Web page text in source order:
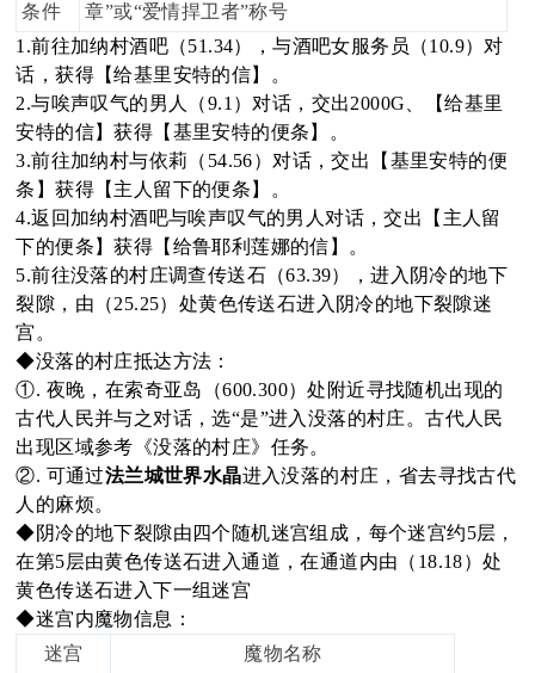
B
oa
rd
条件
章”或“爱情捍卫者”称号
1.前往加纳村酒吧（51.34），与酒吧女服务员（10.9）对
话，获得【给基里安特的信】。
2.与唉声叹气的男人（9.1）对话，交出2000G、【给基里
安特的信】获得【基里安特的便条】。
3.前往加纳村与依莉（54.56）对话，交出【基里安特的便
条】获得【主人留下的便条】。
4.返回加纳村酒吧与唉声叹气的男人对话，交出【主人留
下的便条】获得【给鲁耶利莲娜的信】。
5.前往没落的村庄调查传送石（63.39），进入阴冷的地下
裂隙，由（25.25）处黄色传送石进入阴冷的地下裂隙迷
宫。
◆没落的村庄抵达方法：
①. 夜晚，在索奇亚岛（600.300）处附近寻找随机出现的
古代人民并与之对话，选“是”进入没落的村庄。古代人民
出现区域参考《没落的村庄》任务。
②. 可通过法兰城世界水晶进入没落的村庄，省去寻找古代
人的麻烦。
◆阴冷的地下裂隙由四个随机迷宫组成，每个迷宫约5层，
在第5层由黄色传送石进入通道，在通道内由（18.18）处
黄色传送石进入下一组迷宫
◆迷宫内魔物信息：
迷宫
魔物名称